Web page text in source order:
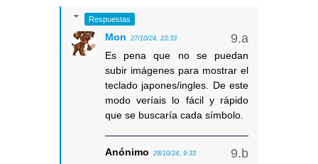
Respuestas
Mon 27/10/24, 23:33
Es pena que no se puedan
subir imágenes para mostrar el
teclado japones/ingles. De este
modo veríais lo fácil y rápido
que se buscaría cada símbolo.
Anónimo 28/10/24, 9:33